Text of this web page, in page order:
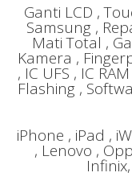
Ganti LCD ,
Samsung ,
Mati Total ,
Kamera ,
, IC UFS , IC
Flashing ,
iPhone , iPad ,
, Lenovo ,